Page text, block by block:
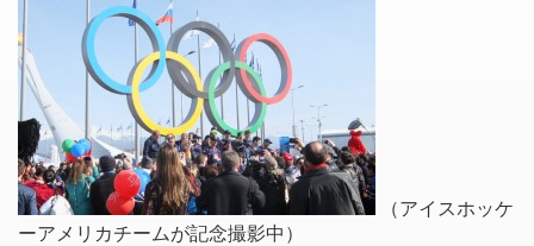
（アイスホッケ
ーアメリカチームが記念撮影中）